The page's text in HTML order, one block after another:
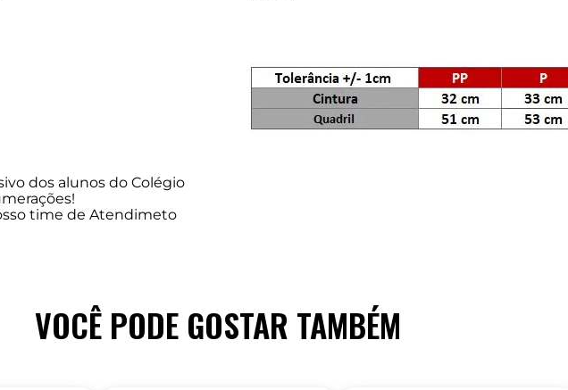
dos alunos do Colégio
time de Atendimeto
VOCÊ PODE GOSTAR TAMBÉM